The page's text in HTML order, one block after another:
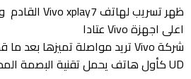
اعلى اجهزة Vivo عتادا
UD كأول هاتف يحمل تقنية البصمة المدمجة في اسفل الشاشة